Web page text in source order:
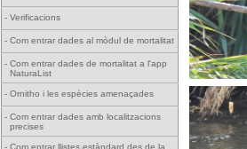
- Verificacions
- Com entrar dades al mòdul de mortalitat
- Com entrar dades de mortalitat a l'app
NaturaList
- Ornitho i les espècies amenaçades
- Com entrar dades amb localitzacions
precises
- Com entrar llistes estàndard des de la